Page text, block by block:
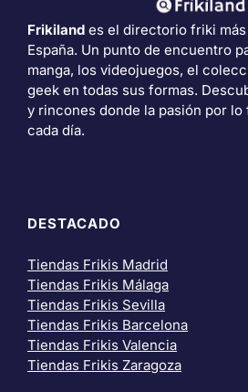
Frikiland es el directorio friki
España. Un punto de encuentro
manga, los videojuegos, el
geek en todas sus formas.
y rincones donde la pasión por
cada día.
DESTACADO
Tiendas Frikis Madrid
Tiendas Frikis Málaga
Tiendas Frikis Sevilla
Tiendas Frikis Barcelona
Tiendas Frikis Valencia
Tiendas Frikis Zaragoza